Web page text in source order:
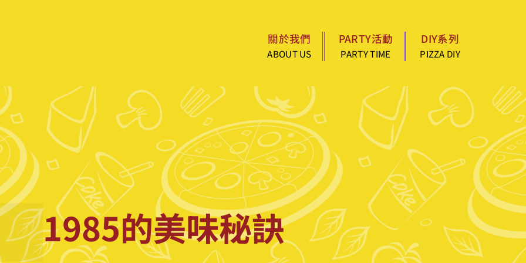
關於我們
ABOUT US
PARTY活動
PARTY TIME
DIY系列
PIZZA DIY
1985的美味秘訣